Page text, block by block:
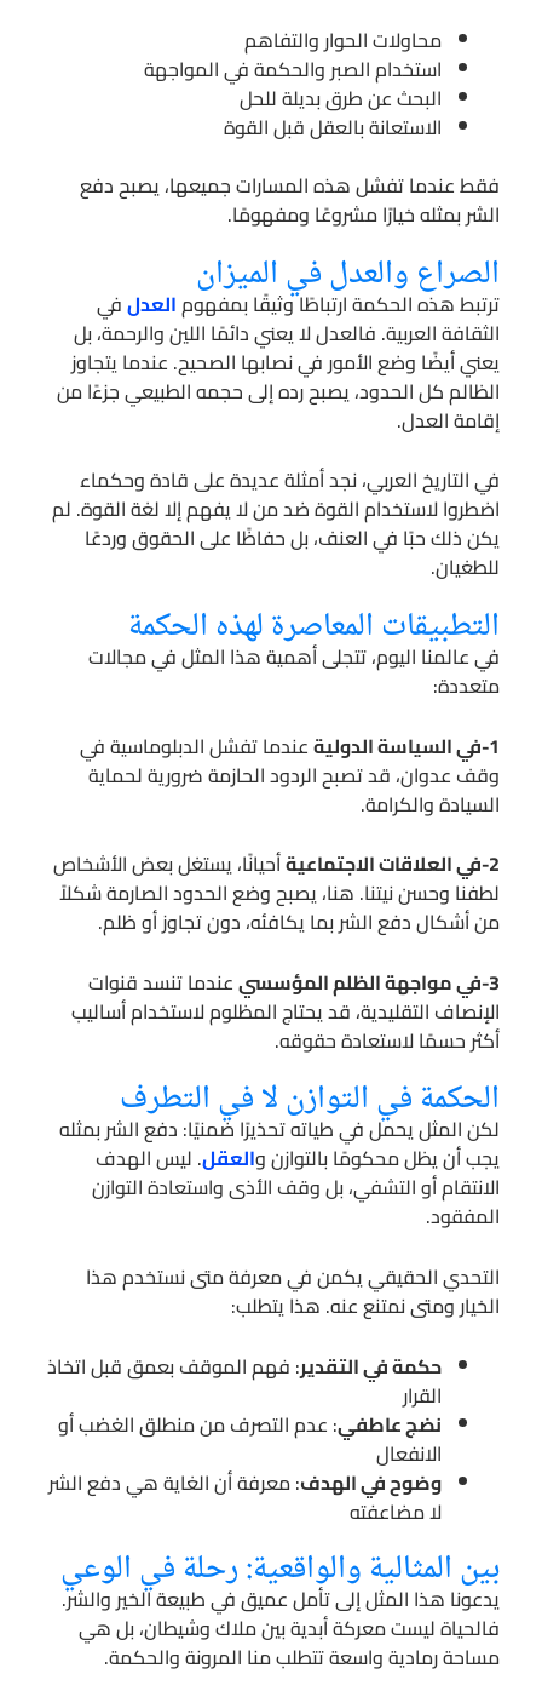
محاولات الحوار والتفاهم
استخدام الصبر والحكمة في المواجهة
البحث عن طرق بديلة للحل
الاستعانة بالعقل قبل القوة
فقط عندما تفشل هذه المسارات جميعها، يصبح دفع
الشر بمثله خيارًا مشروعًا ومفهومًا.
الصراع والعدل في الميزان
ترتبط هذه الحكمة ارتباطًا وثيقًا بمفهومالعدلفي
الثقافة العربية. فالعدل لا يعني دائمًا اللين والرحمة، بل
يعني أيضًا وضع الأمور في نصابها الصحيح. عندما يتجاوز
الظالم كل الحدود، يصبح رده إلى حجمه الطبيعي جزءًا من
إقامة العدل.
في التاريخ العربي، نجد أمثلة عديدة على قادة وحكماء
اضطروا لاستخدام القوة ضد من لا يفهم إلا لغة القوة. لم
يكن ذلك حبًا في العنف، بل حفاظًا على الحقوق وردعًا
للطغيان.
التطبيقات المعاصرة لهذه الحكمة
في عالمنا اليوم، تتجلى أهمية هذا المثل في مجالات
متعددة:
1-في السياسة الدولية
عندما تفشل الدبلوماسية في
وقف عدوان، قد تصبح الردود الحازمة ضرورية لحماية
السيادة والكرامة.
2-في العلاقات الاجتماعية
أحيانًا، يستغل بعض الأشخاص
لطفنا وحسن نيتنا. هنا، يصبح وضع الحدود الصارمة شكلاً
من أشكال دفع الشر بما يكافئه، دون تجاوز أو ظلم.
3-في مواجهة الظلم المؤسسي
عندما تنسد قنوات
الإنصاف التقليدية، قد يحتاج المظلوم لاستخدام أساليب
أكثر حسمًا لاستعادة حقوقه.
الحكمة في التوازن لا في التطرف
لكن المثل يحمل في طياته تحذيرًا ضمنيًا: دفع الشر بمثله
يجب أن يظل محكومًا بالتوازن والعقل. ليس الهدف
الانتقام أو التشفي، بل وقف الأذى واستعادة التوازن
المفقود.
التحدي الحقيقي يكمن في معرفة متى نستخدم هذا
الخيار ومتى نمتنع عنه. هذا يتطلب:
حكمة في التقدير: فهم الموقف بعمق قبل اتخاذ
القرار
نضج عاطفي: عدم التصرف من منطلق الغضب أو
الانفعال
وضوح في الهدف: معرفة أن الغاية هي دفع الشر
لا مضاعفته
بين المثالية والواقعية: رحلة في الوعي
يدعونا هذا المثل إلى تأمل عميق في طبيعة الخير والشر.
فالحياة ليست معركة أبدية بين ملاك وشيطان، بل هي
مساحة رمادية واسعة تتطلب منا المرونة والحكمة.